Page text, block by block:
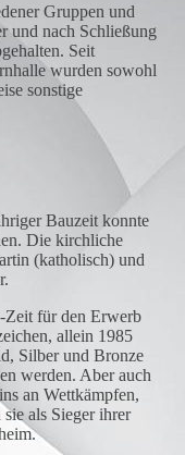
Gruppen und
und nach Schließung
Seit
wurden sowohl
sonstige
Bauzeit konnte
Die kirchliche
(katholisch) und
Zeit für den Erwerb
allein 1985
Silber und Bronze
werden. Aber auch
an Wettkämpfen,
als Sieger ihrer